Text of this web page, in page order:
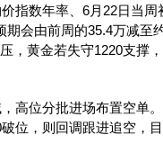
指数年率、 6月 22日当周
期会由前周的35.4万减至
，黄金若失守1220支撑
，高位分批进场布置空单
破位，则回调跟进追空，